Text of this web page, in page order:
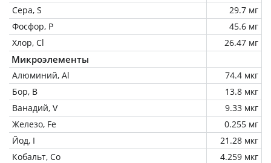
Сера, S
29.7 мг
Фосфор, P
45.6 мг
Хлор, Cl
26.47 мг
Микроэлементы
Алюминий, Al
74.4 мкг
Бор, B
13.8 мкг
Ванадий, V
9.33 мкг
Железо, Fe
0.255 мг
Йод, I
21.28 мкг
Кобальт, Co
4.259 мкг